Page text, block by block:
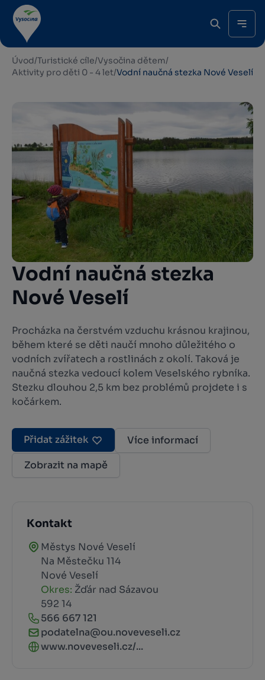
Úvod/Turistické cíle/Vysočina dětem/
Aktivity pro děti 0 - 4 let/Vodní naučná stezka Nové Veselí
Vodní naučná stezka
Nové Veselí
Procházka na čerstvém vzduchu krásnou krajinou,
během které se děti naučí mnoho důležitého o
vodních zvířatech a rostlinách z okolí. Taková je
naučná stezka vedoucí kolem Veselského rybníka.
Stezku dlouhou 2,5 km bez problémů projdete i s
kočárkem.
Přidat zážitek
Více informací
Zobrazit na mapě
Kontakt
Městys Nové Veselí
Na Městečku 114
Nové Veselí
Okres: Žďár nad Sázavou
592 14
566 667 121
podatelna@ou.noveveseli.cz
www.noveveseli.cz/...